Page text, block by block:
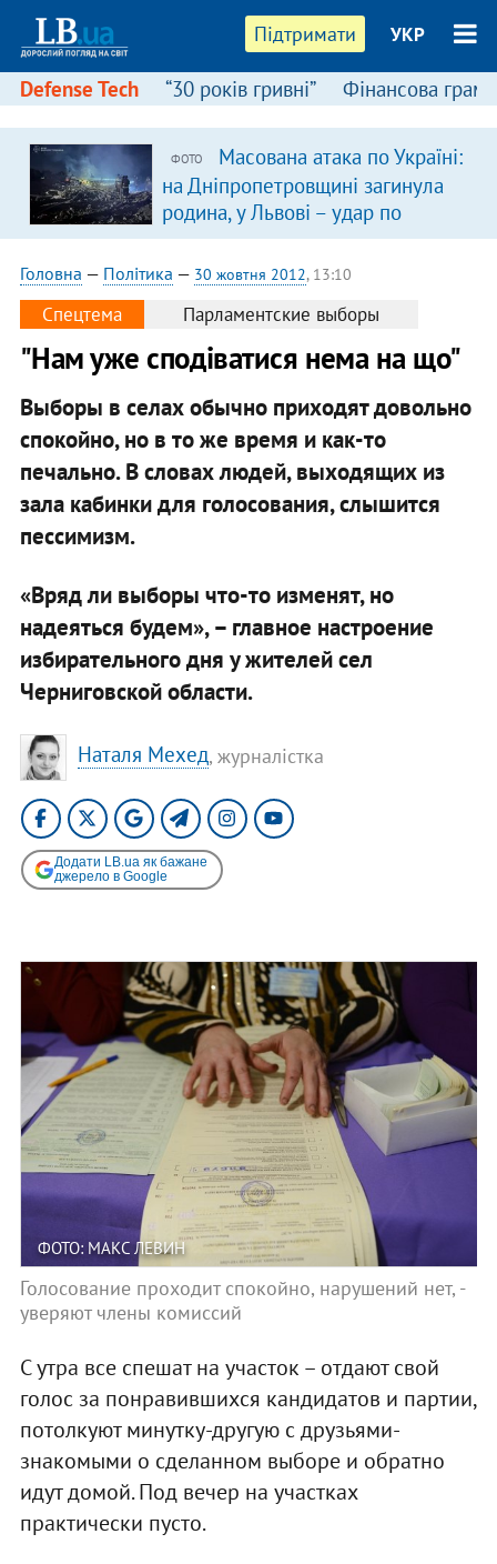
Підтримати УКР
Defense Tech “30 років гривні” Фінансова
ФОТО
Масована атака по Україні:
на Дніпропетровщині загинула
родина, у Львові – удар по
багатоповерхівках
(доповнюється)
Головна — Політика — 30 жовтня 2012, 13:10
Спецтема Парламентские выборы
"Нам уже сподіватися нема на що"
Выборы в селах обычно приходят довольно
спокойно, но в то же время и как-то
печально. В словах людей, выходящих из
зала кабинки для голосования, слышится
пессимизм.
«Вряд ли выборы что-то изменят, но
надеяться будем», – главное настроение
избирательного дня у жителей сел
Черниговской области.
Наталя Мехед, журналістка
Додати LB.ua як бажане
джерело в Google
ФОТО: МАКС ЛЕВИН
Голосование проходит спокойно, нарушений нет, -
уверяют члены комиссий
С утра все спешат на участок – отдают свой
голос за понравившихся кандидатов и партии,
потолкуют минутку-другую с друзьями-
знакомыми о сделанном выборе и обратно
идут домой. Под вечер на участках
практически пусто.